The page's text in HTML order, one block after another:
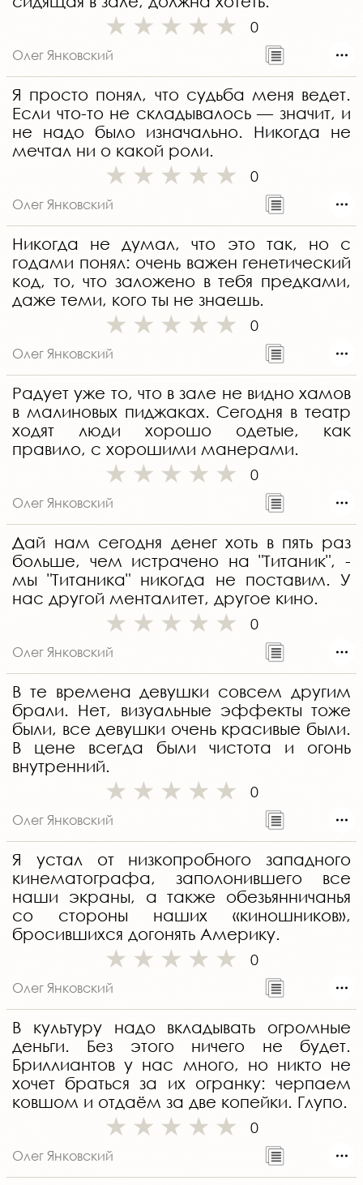
0
Олег Янковский
Я просто понял, что судьба меня ведет.
Если что-то не складывалось — значит, и
не надо было изначально. Никогда не
мечтал ни о какой роли.
0
Олег Янковский
Никогда не думал, что это так, но с
годами понял: очень важен генетический
код, то, что заложено в тебя предками,
даже теми, кого ты не знаешь.
0
Олег Янковский
Радует уже то, что в зале не видно хамов
в малиновых пиджаках. Сегодня в театр
ходят люди хорошо одетые, как
правило, с хорошими манерами.
0
Олег Янковский
Дай нам сегодня денег хоть в пять раз
больше, чем истрачено на "Титаник", -
мы "Титаника" никогда не поставим. У
нас другой менталитет, другое кино.
0
Олег Янковский
В те времена девушки совсем другим
брали. Нет, визуальные эффекты тоже
были, все девушки очень красивые были.
В цене всегда были чистота и огонь
внутренний.
0
Олег Янковский
Я устал от низкопробного западного
кинематографа, заполонившего все
наши экраны, а также обезьянничанья
со стороны наших «киношников»,
бросившихся догонять Америку.
0
Олег Янковский
В культуру надо вкладывать огромные
деньги. Без этого ничего не будет.
Бриллиантов у нас много, но никто не
хочет браться за их огранку: черпаем
ковшом и отдаём за две копейки. Глупо.
0
Олег Янковский